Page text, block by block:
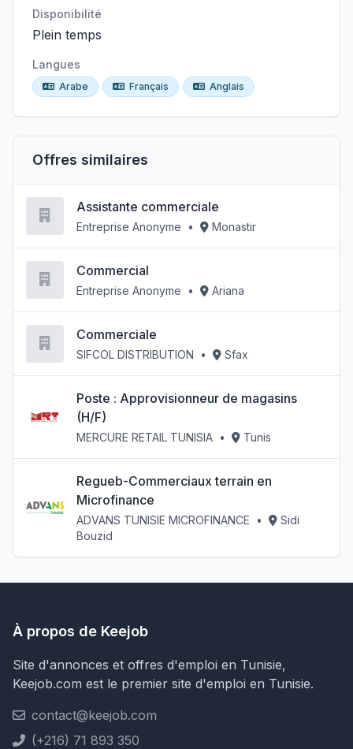
Disponibilité
Plein temps
Langues
Arabe Français Anglais
Offres similaires
Assistante commerciale
Entreprise Anonyme • Monastir
Commercial
Entreprise Anonyme • Ariana
Commerciale
SIFCOL DISTRIBUTION • Sfax
Poste : Approvisionneur de magasins
(H/F)
MERCURE RETAIL TUNISIA • Tunis
Regueb-Commerciaux terrain en
Microfinance
ADVANS TUNISIE MICROFINANCE •
Sidi
Bouzid
À propos de Keejob
Site d'annonces et offres d'emploi en Tunisie,
Keejob.com est le premier site d'emploi en Tunisie.
contact@keejob.com
(+216) 71 893 350